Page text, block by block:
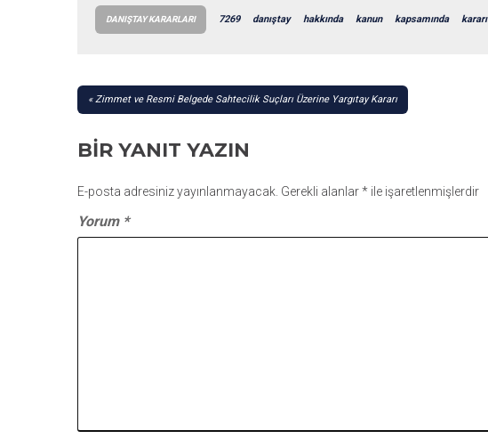
DANIŞTAY KARARLARI 7269 danıştay hakkında kanun kapsamında kararı
YAZI
Zimmet ve Resmi Belgede Sahtecilik Suçları Üzerine Yargıtay Kararı
BIR YANIT YAZIN
E-posta adresiniz yayınlanmayacak. Gerekli alanlar* ile işaretlenmişlerdir
Yorum *